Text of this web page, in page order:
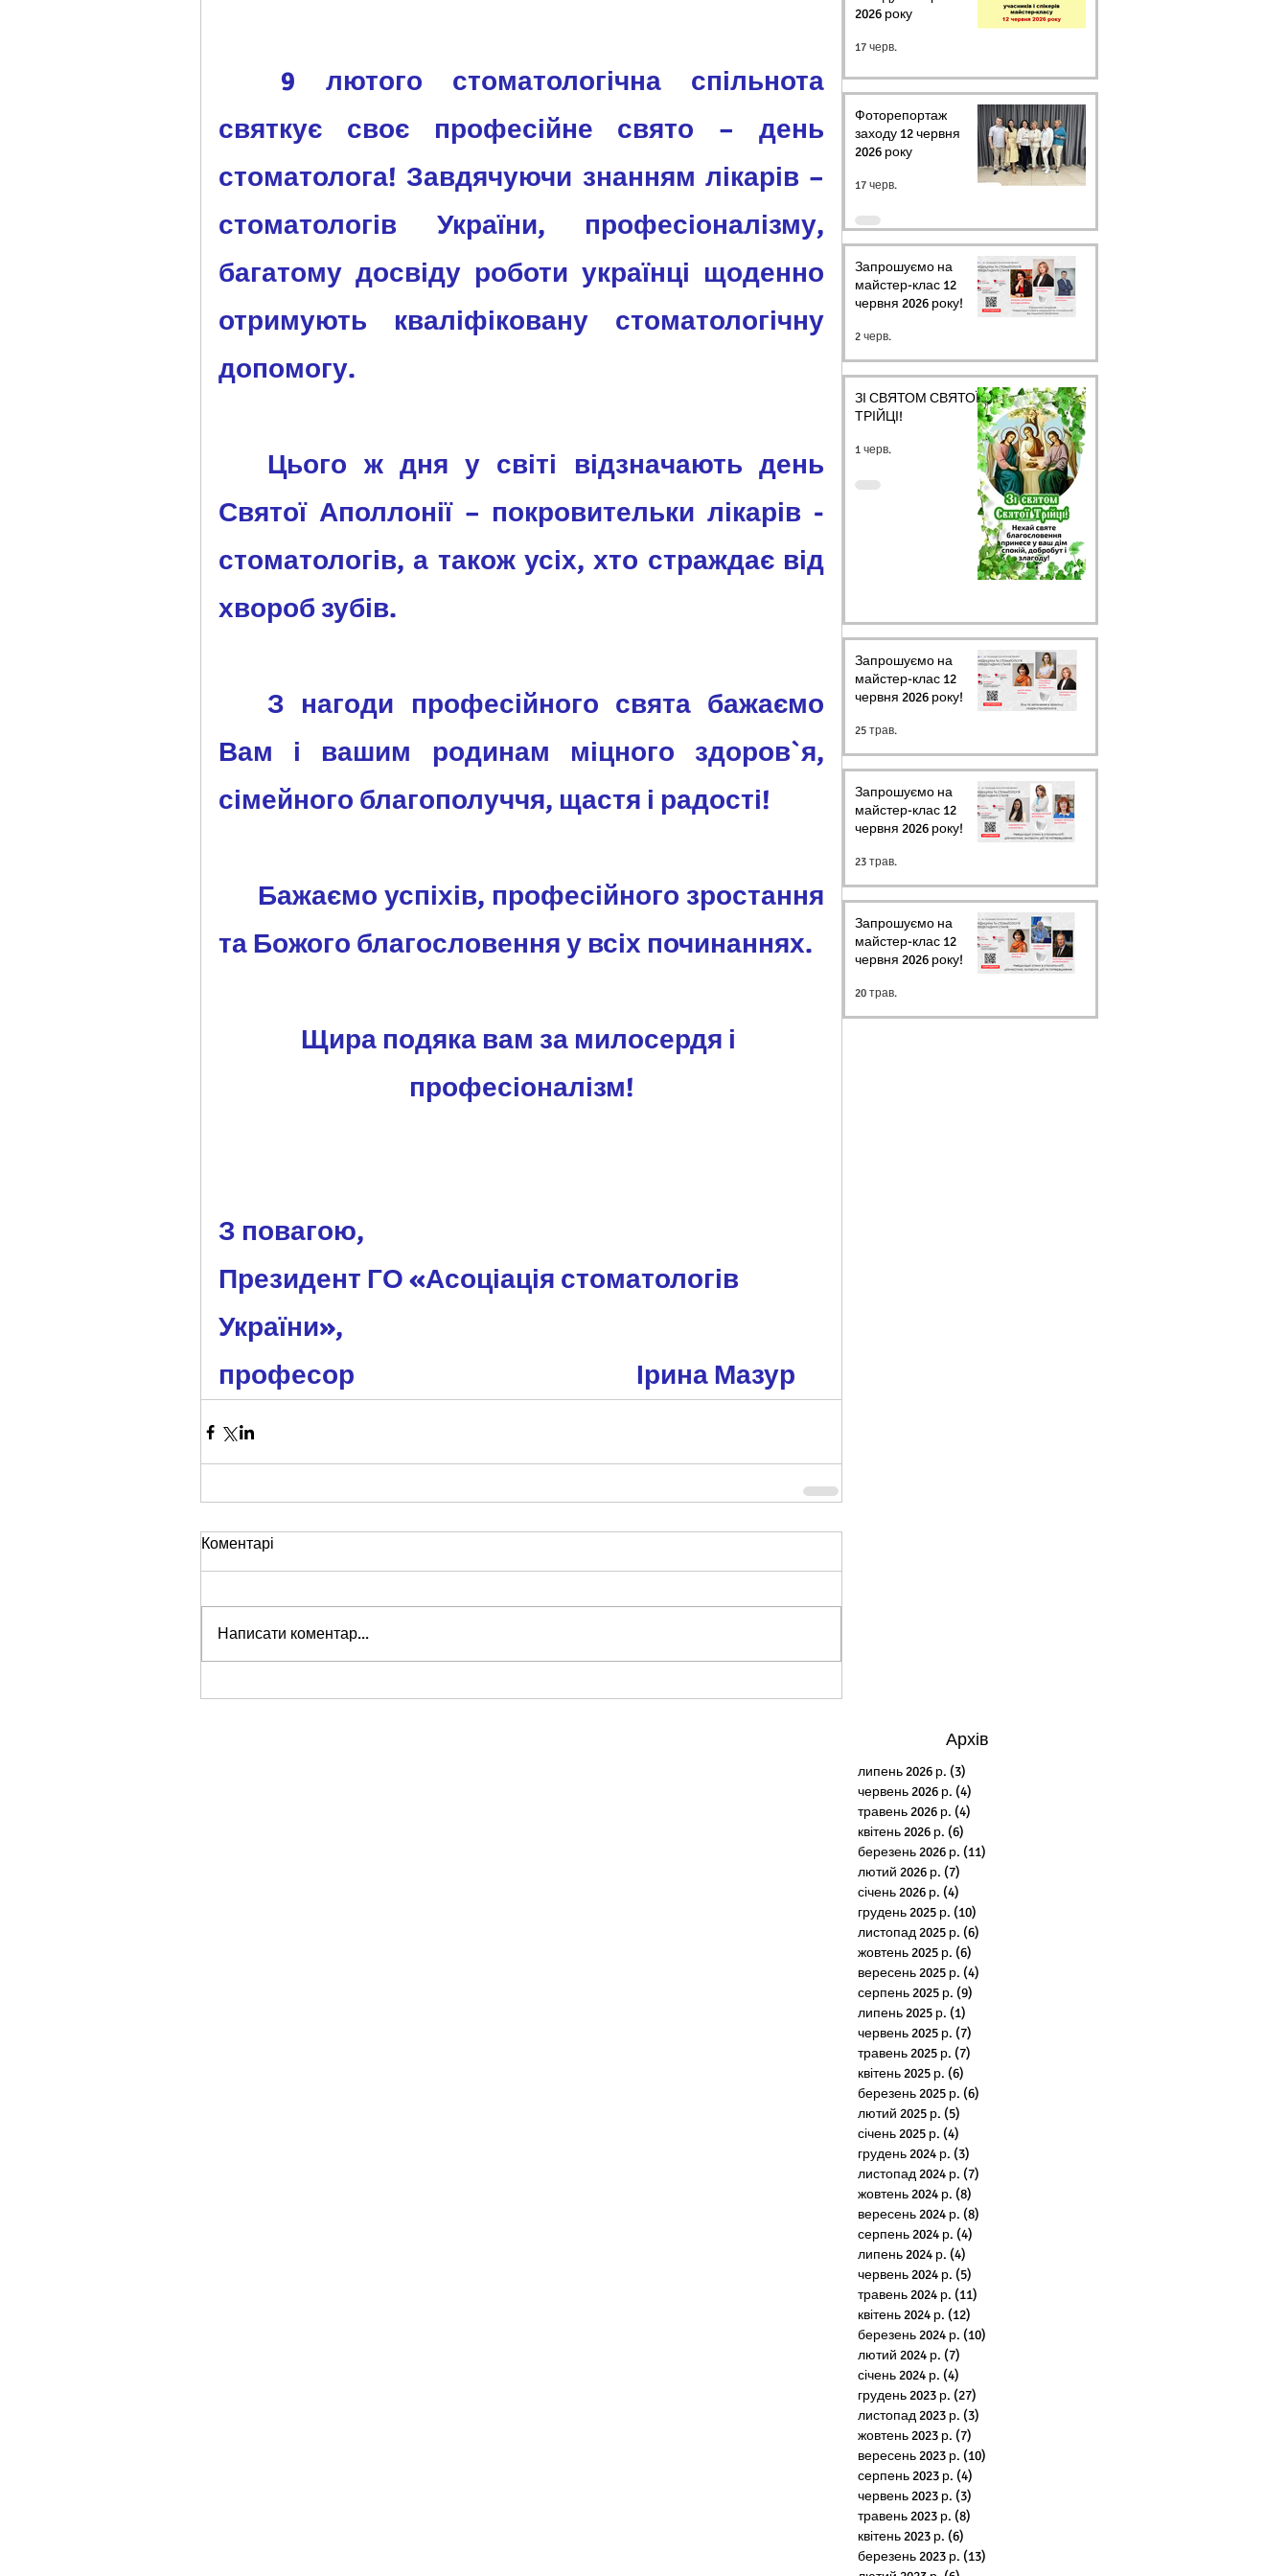
святкує своє професійне свято – день
стоматолога! Завдячуючи знанням лікарів –
стоматологів України, професіоналізму,
багатому досвіду роботи українці щоденно
отримують кваліфіковану стоматологічну
допомогу.
Святої Аполлонії – покро­ви­тельки лікарів -
стоматологів, а також усіх, хто страждає від
хвороб зубів.
	З нагоди професійного свята бажаємо
Вам і вашим родинам міцного здоров`я,
сімейного благополуччя, щастя і радості!
та Божого благословення у всіх починаннях.
Щира подяка вам за милосердя і
професіоналізм!
З повагою,
Президент ГО «Асоціація стоматологів
України»,
професор                                                 Ірина Мазур
Коментарі
Написати коментар...
2026 року
17 черв.
Фоторепортаж
заходу 12 червня
2026 року
17 черв.
Запрошуємо на
майстер-клас 12
червня 2026 року!
2 черв.
ЗІ СВЯТОМ СВЯТОЇ
ТРІЙЦІ!
1 черв.
Запрошуємо на
майстер-клас 12
червня 2026 року!
25 трав.
Запрошуємо на
майстер-клас 12
червня 2026 року!
23 трав.
Запрошуємо на
майстер-клас 12
червня 2026 року!
20 трав.
Архів
липень 2026 р. (3)
червень 2026 р. (4)
травень 2026 р. (4)
квітень 2026 р. (6)
березень 2026 р. (11)
лютий 2026 р. (7)
січень 2026 р. (4)
грудень 2025 р. (10)
листопад 2025 р. (6)
жовтень 2025 р. (6)
вересень 2025 р. (4)
серпень 2025 р. (9)
липень 2025 р. (1)
червень 2025 р. (7)
травень 2025 р. (7)
квітень 2025 р. (6)
березень 2025 р. (6)
лютий 2025 р. (5)
січень 2025 р. (4)
грудень 2024 р. (3)
листопад 2024 р. (7)
жовтень 2024 р. (8)
вересень 2024 р. (8)
серпень 2024 р. (4)
липень 2024 р. (4)
червень 2024 р. (5)
травень 2024 р. (11)
квітень 2024 р. (12)
березень 2024 р. (10)
лютий 2024 р. (7)
січень 2024 р. (4)
грудень 2023 р. (27)
листопад 2023 р. (3)
жовтень 2023 р. (7)
вересень 2023 р. (10)
серпень 2023 р. (4)
червень 2023 р. (3)
травень 2023 р. (8)
квітень 2023 р. (6)
березень 2023 р. (13)